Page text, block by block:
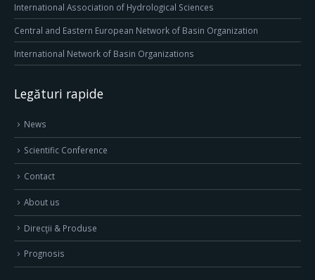
International Association of Hydrological Sciences
Central and Eastern European Network of Basin Organization
International Network of Basin Organizations
Legături rapide
News
Scientific Conference
Contact
About us
Direcţii & Produse
Prognosis